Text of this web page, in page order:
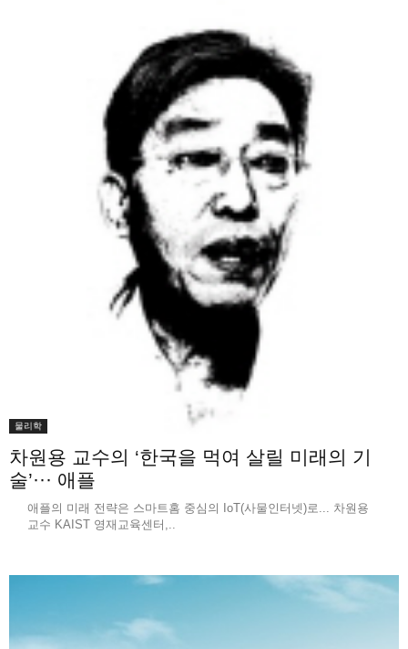
물리학
차원용 교수의 ‘한국을 먹여 살릴 미래의 기
술’··· 애플
애플의 미래 전략은 스마트홈 중심의 IoT(사물인터넷)로... 차원용
교수 KAIST 영재교육센터,..